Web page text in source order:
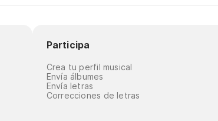
Participa
Crea tu perfil musical
Envía álbumes
Envía letras
Correcciones de letras